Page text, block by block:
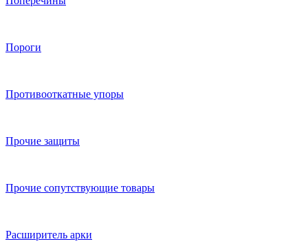
Пороги
Противооткатные упоры
Прочие защиты
Прочие сопутствующие товары
Расширитель арки